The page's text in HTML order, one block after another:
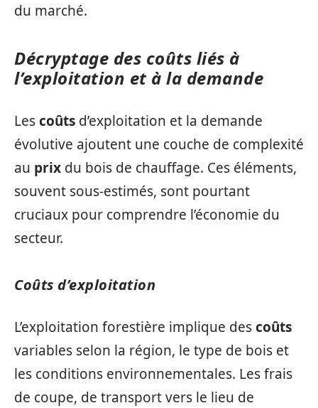
du marché.
Décryptage des coûts liés à
l’exploitation et à la demande
Lescoûts d’exploitation et la demande
évolutive ajoutent une couche de complexité
au prix du bois de chauffage. Ces éléments,
souvent sous-estimés, sont pourtant
cruciaux pour comprendre l’économie du
secteur.
Coûts d’exploitation
L’exploitation forestière implique descoûts
variables selon la région, le type de bois et
les conditions environnementales. Les frais
de coupe, de transport vers le lieu de